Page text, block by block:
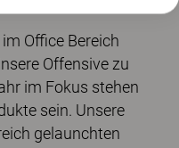
Office Bereich
Offensive zu
im Fokus stehen
sein. Unsere
gelaunchten